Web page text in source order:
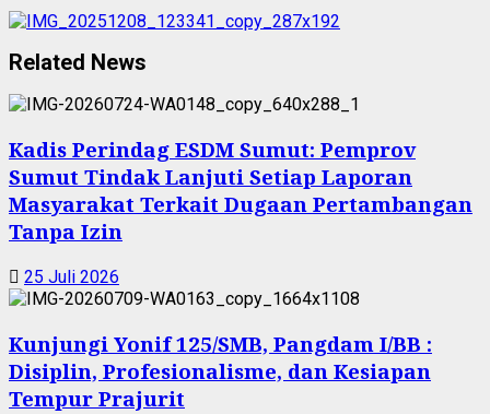
Related News
Kadis Perindag ESDM Sumut: Pemprov
Sumut Tindak Lanjuti Setiap Laporan
Masyarakat Terkait Dugaan Pertambangan
Tanpa Izin
25 Juli 2026
Kunjungi Yonif 125/SMB, Pangdam I/BB :
Disiplin, Profesionalisme, dan Kesiapan
Tempur Prajurit